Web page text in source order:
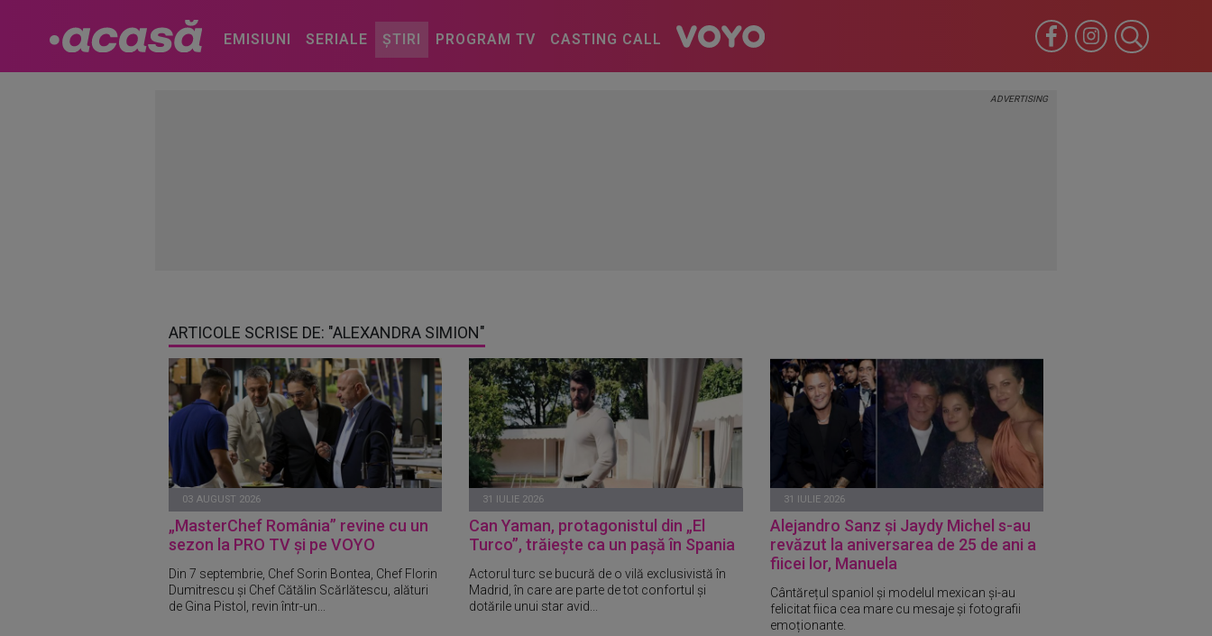
EMISIUNI SERIALE ȘTIRI PROGRAM TV CASTING CALL
ARTICOLE SCRISE DE: "ALEXANDRA SIMION"
03 AUGUST 2026
„MasterChef România” revine cu un
sezon la PRO TV și pe VOYO
Din 7 septembrie, Chef Sorin Bontea, Chef Florin
Dumitrescu și Chef Cătălin Scărlătescu, alături
de Gina Pistol, revin într-un...
31 IULIE 2026
Can Yaman, protagonistul din „El
Turco”, trăiește ca un pașă în Spania
Actorul turc se bucură de o vilă exclusivistă în
Madrid, în care are parte de tot confortul și
dotările unui star avid...
31 IULIE 2026
Alejandro Sanz și Jaydy Michel s-au
revăzut la aniversarea de 25 de ani a
fiicei lor, Manuela
Cântărețul spaniol și modelul mexican și-au
felicitat fiica cea mare cu mesaje și fotografii
emoționante.